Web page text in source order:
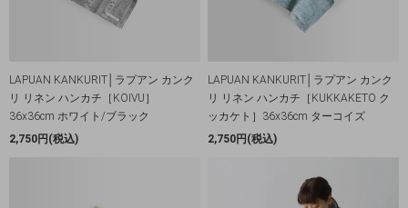
LAPUAN KANKURIT│ラプアン カンク
リ リネン ハンカチ［KOIVU］
36x36cm ホワイト/ブラック
2,750円(税込)
LAPUAN KANKURIT│ラプアン カンク
リ リネン ハンカチ［KUKKAKETO ク
ッカケト］36x36cm ターコイズ
2,750円(税込)